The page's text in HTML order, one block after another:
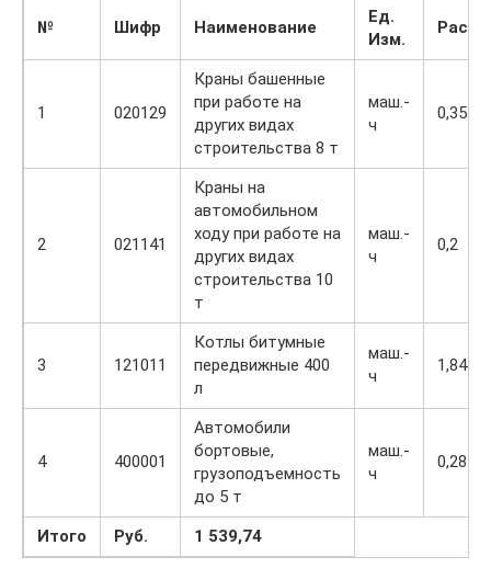
№ Шифр Наименование
Ед.
Изм.
1 020129
Краны башенные
при работе на
других видах
строительства 8 т
маш.-
ч
0,35
2 021141
Краны на
автомобильном
ходу при работе на
других видах
строительства 10
т
маш.-
ч
0,2
3 121011
Котлы битумные
передвижные 400
л
маш.-
ч
1,84
4 400001
Автомобили
бортовые,
грузоподъемность
до 5 т
маш.-
ч
0,28
Итого Руб. 1 539,74